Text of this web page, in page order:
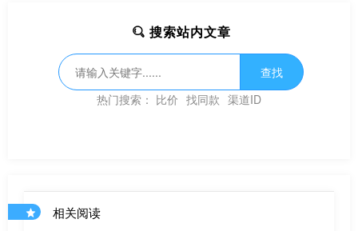
搜索站内文章
查找
热门搜索： 比价 找同款 渠道ID
相关阅读